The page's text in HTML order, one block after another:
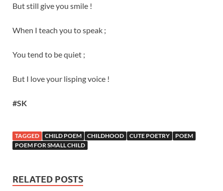
But still give you smile !
When I teach you to speak ;
You tend to be quiet ;
But I love your lisping voice !
#SK
TAGGED CHILD POEM CHILDHOOD CUTE POETRY
POEM
POEM FOR SMALL CHILD
RELATED POSTS